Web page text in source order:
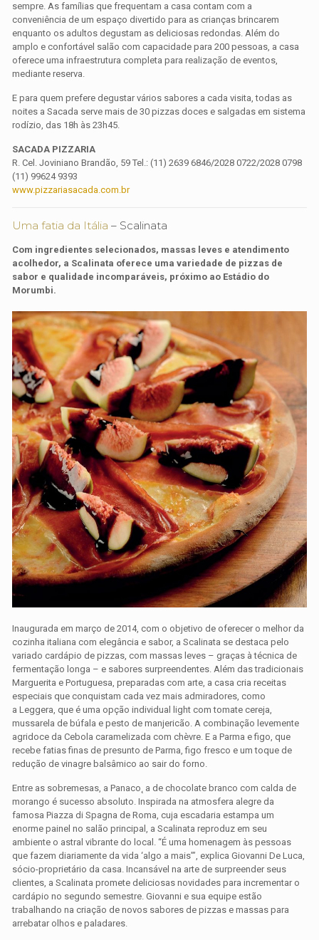
sempre. As famílias que frequentam a casa contam com a
conveniência de um espaço divertido para as crianças brincarem
enquanto os adultos degustam as deliciosas redondas. Além do
amplo e confortável salão com capacidade para 200 pessoas, a casa
oferece uma infraestrutura completa para realização de eventos,
mediante reserva.
E para quem prefere degustar vários sabores a cada visita, todas as
noites a Sacada serve mais de 30 pizzas doces e salgadas em sistema
rodízio, das 18h às 23h45.
SACADA PIZZARIA
R. Cel. Joviniano Brandão, 59 Tel.: (11) 2639 6846/2028 0722/2028 0798
(11) 99624 9393
www.pizzariasacada.com.br
Uma fatia da Itália – Scalinata
Com ingredientes selecionados, massas leves e atendimento
acolhedor, a Scalinata oferece uma variedade de pizzas de
sabor e qualidade incomparáveis, próximo ao Estádio do
Morumbi.
Inaugurada em março de 2014, com o objetivo de oferecer o melhor da
cozinha italiana com elegância e sabor, a Scalinata se destaca pelo
variado cardápio de pizzas, com massas leves – graças à técnica de
fermentação longa – e sabores surpreendentes. Além das tradicionais
Marguerita e Portuguesa, preparadas com arte, a casa cria receitas
especiais que conquistam cada vez mais admiradores, como
a Leggera, que é uma opção individual light com tomate cereja,
mussarela de búfala e pesto de manjericão. A combinação levemente
agridoce da Cebola caramelizada com chèvre. E a Parma e figo, que
recebe fatias finas de presunto de Parma, figo fresco e um toque de
redução de vinagre balsâmico ao sair do forno.
Entre as sobremesas, a Panaco˛ a de chocolate branco com calda de
morango é sucesso absoluto. Inspirada na atmosfera alegre da
famosa Piazza di Spagna de Roma, cuja escadaria estampa um
enorme painel no salão principal, a Scalinata reproduz em seu
ambiente o astral vibrante do local. “É uma homenagem às pessoas
que fazem diariamente da vida ‘algo a mais’”, explica Giovanni De Luca,
sócio-proprietário da casa. Incansável na arte de surpreender seus
clientes, a Scalinata promete deliciosas novidades para incrementar o
cardápio no segundo semestre. Giovanni e sua equipe estão
trabalhando na criação de novos sabores de pizzas e massas para
arrebatar olhos e paladares.